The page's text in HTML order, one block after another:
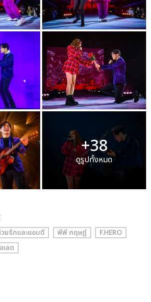
+38
ดูรูปทั้งหมด
ยรักและแอบดี พีพี กฤษฏ์
F.HERO
เลต